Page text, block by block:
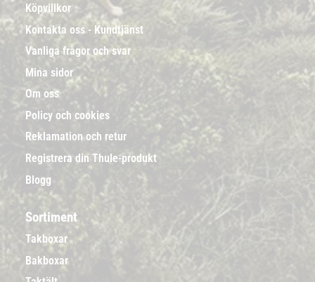
Köpvillkor
Kontakta oss - Kundtjänst
Vanliga frågor och svar
Mina sidor
Om oss
Policy och cookies
Reklamation och retur
Registrera din Thule-produkt
Blogg
Sortiment
Takboxar
Bakboxar